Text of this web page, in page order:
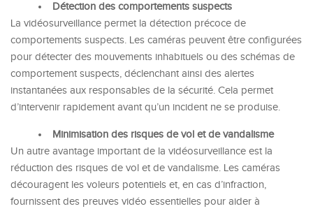
Détection des comportements suspects
La vidéosurveillance permet la détection précoce de
comportements suspects. Les caméras peuvent être configurées
pour détecter des mouvements inhabituels ou des schémas de
comportement suspects, déclenchant ainsi des alertes
instantanées aux responsables de la sécurité. Cela permet
d’intervenir rapidement avant qu’un incident ne se produise.
Minimisation des risques de vol et de vandalisme
Un autre avantage important de la vidéosurveillance est la
réduction des risques de vol et de vandalisme. Les caméras
découragent les voleurs potentiels et, en cas d’infraction,
fournissent des preuves vidéo essentielles pour aider à